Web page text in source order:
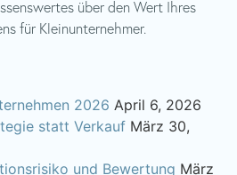
über den Wert Ihres
für Kleinunternehmer.
2026 April 6, 2026
statt Verkauf März 30,
und Bewertung März